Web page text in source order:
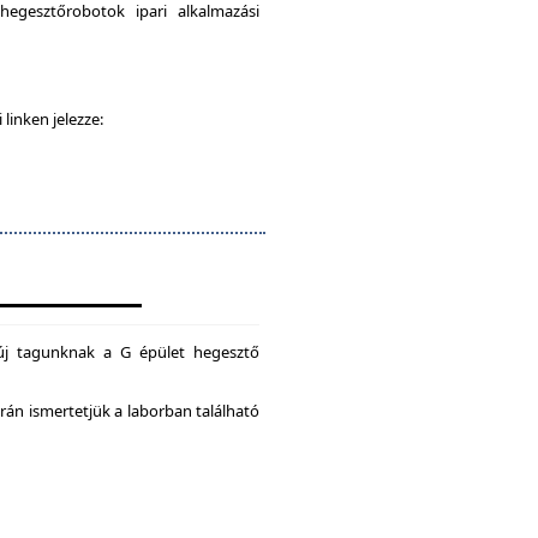
ipari alkalmazási
jelezze:
tagunknak a G épület hegesztő
ismertetjük a laborban található